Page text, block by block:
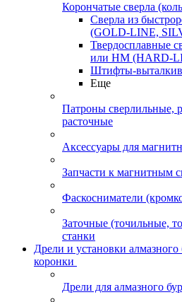
Корончатые сверла
Сверла из
(GOLD-LINE,
Твердосплавные
или HM (HARD-
Штифты-
Еще
Патроны сверлильные,
расточные
Аксессуары для
Запчасти к магнитным
Фаскосниматели
Заточные (точильные,
станки
Дрели и установки
коронки
Дрели для алмазного